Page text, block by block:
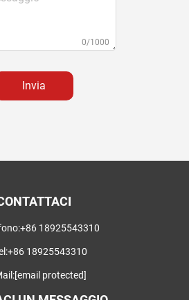
0/1000
Invia
+86 18925543310
+86 18925543310
[email protected]